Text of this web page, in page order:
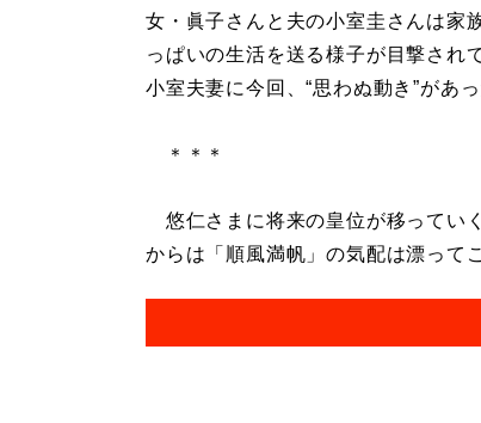
女・眞子さんと夫の小室圭さんは家
っぱいの生活を送る様子が目撃され
小室夫妻に今回、“思わぬ動き”があっ
＊＊＊
悠仁さまに将来の皇位が移ってい
からは「順風満帆」の気配は漂って